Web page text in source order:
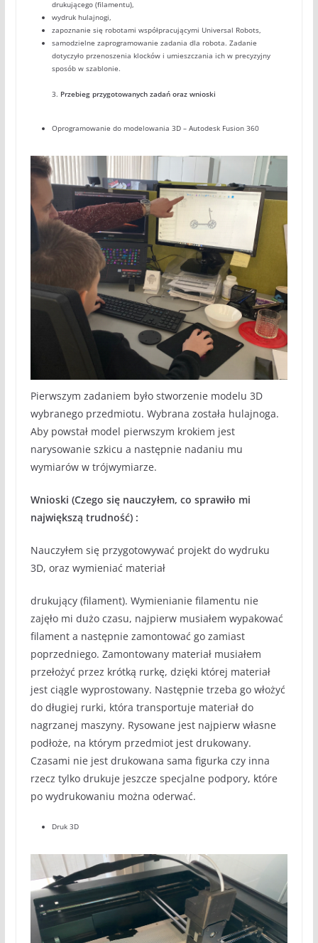
drukującego (filamentu),
wydruk hulajnogi,
zapoznanie się robotami współpracującymi Universal Robots,
samodzielne zaprogramowanie zadania dla robota. Zadanie
dotyczyło przenoszenia klocków i umieszczania ich w precyzyjny
sposób w szablonie.
3. Przebieg przygotowanych zadań oraz wnioski
Oprogramowanie do modelowania 3D – Autodesk Fusion 360
Pierwszym zadaniem było stworzenie modelu 3D
wybranego przedmiotu. Wybrana została hulajnoga.
Aby powstał model pierwszym krokiem jest
narysowanie szkicu a następnie nadaniu mu
wymiarów w trójwymiarze.
Wnioski (Czego się nauczyłem, co sprawiło mi
największą trudność) :
Nauczyłem się przygotowywać projekt do wydruku
3D, oraz wymieniać materiał
drukujący (filament). Wymienianie filamentu nie
zajęło mi dużo czasu, najpierw musiałem wypakować
filament a następnie zamontować go zamiast
poprzedniego. Zamontowany materiał musiałem
przełożyć przez krótką rurkę, dzięki której materiał
jest ciągle wyprostowany. Następnie trzeba go włożyć
do długiej rurki, która transportuje materiał do
nagrzanej maszyny. Rysowane jest najpierw własne
podłoże, na którym przedmiot jest drukowany.
Czasami nie jest drukowana sama figurka czy inna
rzecz tylko drukuje jeszcze specjalne podpory, które
po wydrukowaniu można oderwać.
Druk 3D